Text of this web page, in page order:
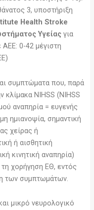
3, υποστήριξη
Health Stroke
Υγείας για
0-42 μέγιστη
συμπτώματα που, παρά
κλίμακα NIHSS (NIHSS
αναπηρία = ευγενής
ημιανοψία, σημαντική
χείρας ή
ή αισθητική
κινητική αναπηρία)
χορήγηση ΕΘ, εντός
των συμπτωμάτων.
μικρό νευρολογικό